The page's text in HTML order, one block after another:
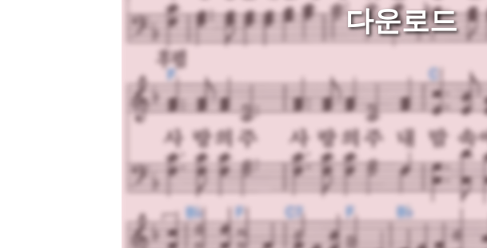
다운로드